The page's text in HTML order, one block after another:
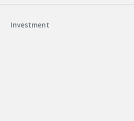
Investment